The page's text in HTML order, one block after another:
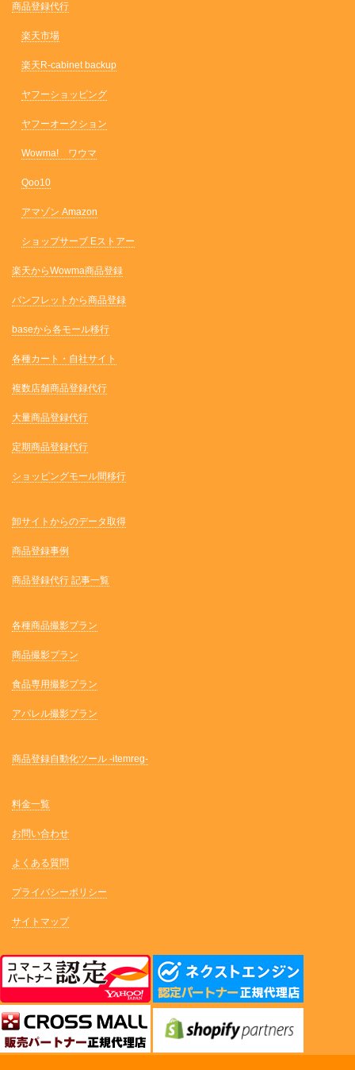
商品登録代行
楽天市場
楽天R-cabinet backup
ヤフーショッピング
ヤフーオークション
Wowma! ワウマ
Qoo10
アマゾン Amazon
ショップサーブ Eストアー
楽天からWowma商品登録
パンフレットから商品登録
baseから各モール移行
各種カート・自社サイト
複数店舗商品登録代行
大量商品登録代行
定期商品登録代行
ショッピングモール間移行
卸サイトからのデータ取得
商品登録事例
商品登録代行 記事一覧
各種商品撮影プラン
商品撮影プラン
食品専用撮影プラン
アパレル撮影プラン
商品登録自動化ツール -itemreg-
料金一覧
お問い合わせ
よくある質問
プライバシーポリシー
サイトマップ